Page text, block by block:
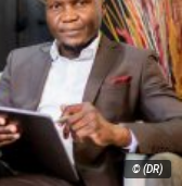
© (DR)